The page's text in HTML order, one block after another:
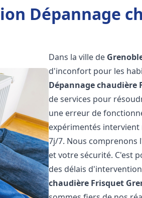
Dépannage
Dans la ville de
d'inconfort pour les
Dépannage chaudière
de services pour
une erreur de
expérimentés
7j/7. Nous
et votre sécurité. C'est
des délais
chaudière Frisquet